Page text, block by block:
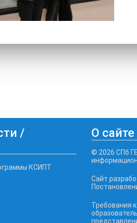
/
КСИПТ
О сайте
© 2026 СПб
Сайт
Требования